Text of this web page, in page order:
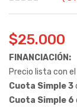
$25.000
FINANCIACIÓN:
Precio lista con el
Cuota Simple 3
Cuota Simple 6